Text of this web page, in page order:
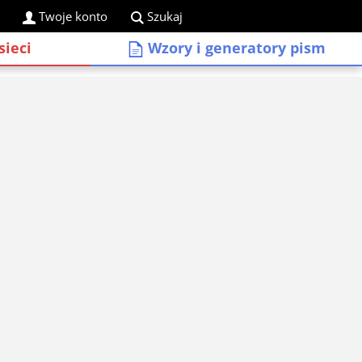
Twoje konto Szukaj
Wzory i generatory pism